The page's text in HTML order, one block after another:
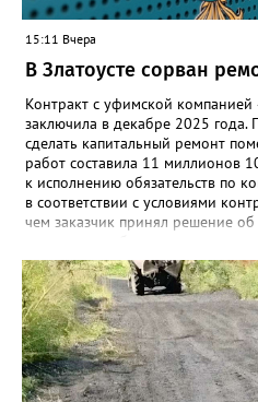
15:11 Вчера
В Златоусте сорван
Контракт с уфимской
заключила в декабре 2025
сделать капитальный ремонт
работ составила 11 миллионов
к исполнению обязательств по
в соответствии с условиями
чем заказчик принял решение
Челябинском УФАС.
решение включить ООО «ПИАЛ»
поставщиков. В чёрном списке
года.